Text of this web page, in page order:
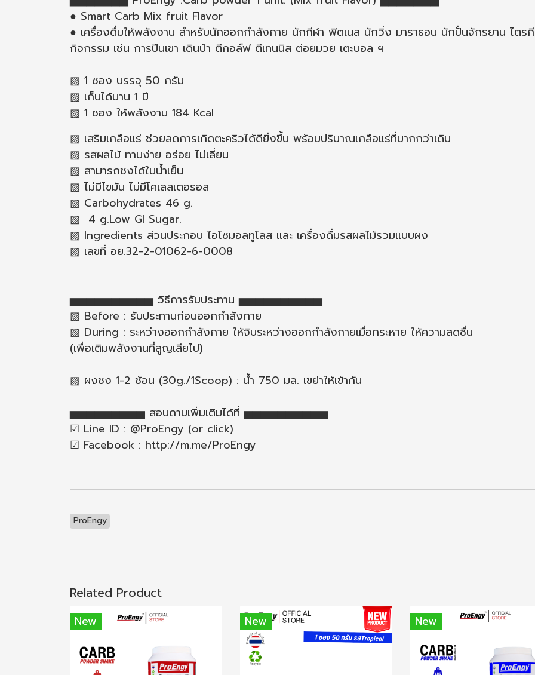
● Smart Carb Mix fruit Flavor
● เครื่องดื่มให้พลังงาน สำหรับนักออกกำลังกาย นักกีฬา ฟิตเนส นักวิ่ง มาราธอน นักปั่นจักรยาน ไตร
กิจกรรม เช่น การปีนเขา เดินป่า ตีกอล์ฟ ตีเทนนิส ต่อยมวย เตะบอล ฯ
▨ 1 ซอง บรรจุ 50 กรัม
▨ เก็บได้นาน 1 ปี
▨ 1 ซอง ให้พลังงาน 184 Kcal
▨ เสริมเกลือแร่ ช่วยลดการเกิดตะคริวได้ดียิ่งขึ้น พร้อมปริมาณเกลือแร่ที่มากกว่าเดิม
▨ รสผลไม้ ทานง่าย อร่อย ไม่เลี่ยน
▨ สามารถชงได้ในน้ำเย็น
▨ ไม่มีไขมัน ไม่มีโคเลสเตอรอล
▨ Carbohydrates 46 g.
▨ 4 g.Low GI Sugar.
▨ Ingredients ส่วนประกอบ ไอโซมอลทูโลส และ เครื่องดื่มรสผลไม้รวมแบบผง
▨ เลขที่ อย.32-2-01062-6-0008
▅▅▅▅▅▅▅▅▅▅ วิธีการรับประทาน ▅▅▅▅▅▅▅▅▅▅
▨ Before : รับประทานก่อนออกกำลังกาย
▨ During : ระหว่างออกกำลังกาย ให้จิบระหว่างออกกำลังกายเมื่อกระหาย ให้ความสดชื่น
(เพื่อเติมพลังงานที่สูญเสียไป)
▨ ผงชง 1-2 ช้อน (30g./1Scoop) : น้ำ 750 มล. เขย่าให้เข้ากัน
▅▅▅▅▅▅▅▅▅ สอบถามเพิ่มเติมได้ที่ ▅▅▅▅▅▅▅▅▅▅
☑ Line ID : @ProEngy (or click)
☑ Facebook : http://m.me/ProEngy
ProEngy
Related Product
New New New